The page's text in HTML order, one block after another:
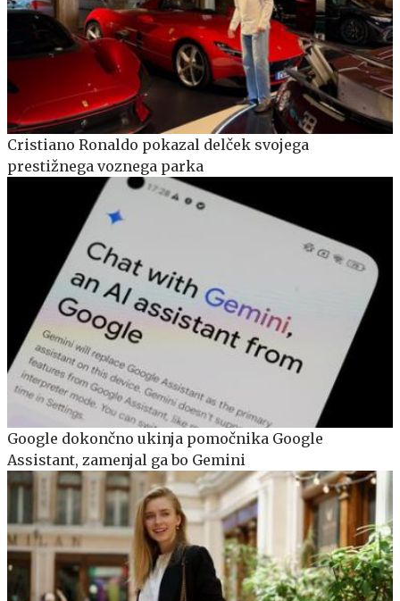
Cristiano Ronaldo pokazal delček svojega
prestižnega voznega parka
Google dokončno ukinja pomočnika Google
Assistant, zamenjal ga bo Gemini